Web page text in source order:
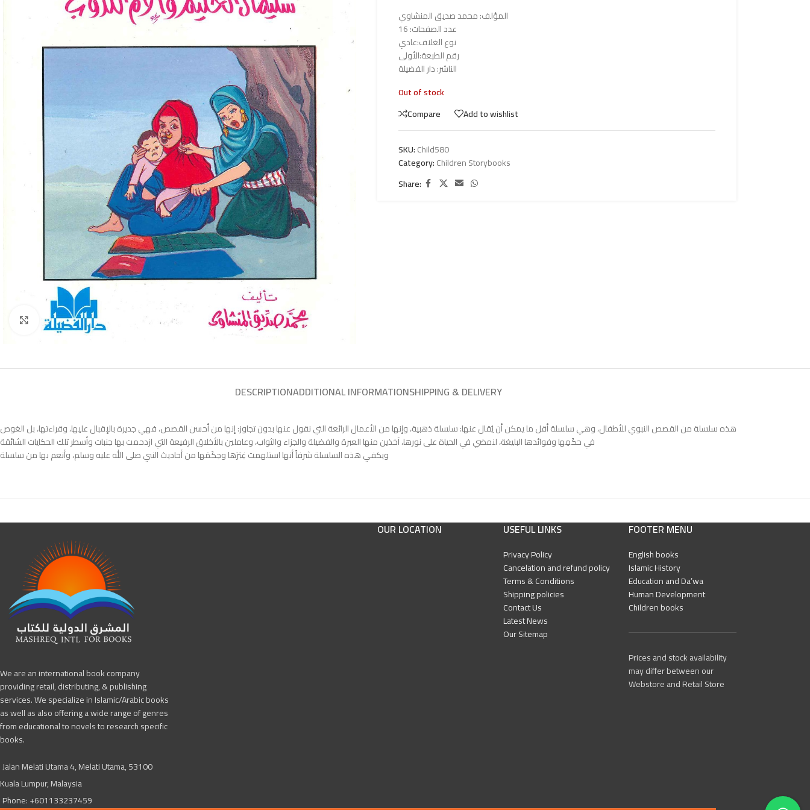
Click to enlarge
المؤلف: محمد صديق المنشاوي
عدد الصفحات: 16
نوع الغلاف:عادي
رقم الطبعة:الأولى
الناشر: دار الفضيلة
Out of stock
Compare
Add to wishlist
SKU:Child580
Category:Children Storybooks
Share:
DESCRIPTIONADDITIONAL INFORMATIONSHIPPING & DELIVERY
هذه سلسلة من القصص النبوي للأطفال، وهي سلسلة أقل ما يمكن أن يُقال عنها: سلسلة ذهبية، وإنها من الأعمال الرائعة التي نقول عنها بدون تجاوز: إنها من أحسن القصص، فهي جديرة بالإقبال عليها، وقراءتها، بل الغوص
في حكَمِها وفوائدها البليغة، لنمضي في الحياة على نورها، آخذين منها العبرة والفضيلة والجزاء والثواب، وعاملين بالأخلاق الرفيعة التي ازدحمت بها جنبات وأسطر تلك الحكايات الشائقة
ويكفي هذه السلسلة شرفاً أنها استلهمت غِبَرَها وحِكَمَها من أحاديث النبي صلى الله عليه وسلم، وأنعم بها من سلسلة
We are an international book company
providing retail, distributing, & publishing
services. We specialize in Islamic/Arabic books
as well as also offering a wide range of genres
from educational to novels to research specific
books.
Jalan Melati Utama 4, Melati Utama, 53100
Kuala Lumpur, Malaysia
Phone: +601133237459
OUR LOCATION USEFUL LINKS
Privacy Policy
Cancelation and refund policy
Terms & Conditions
Shipping policies
Contact Us
Latest News
Our Sitemap
FOOTER MENU
English books
Islamic History
Education and Da’wa
Human Development
Children books
Prices and stock availability
may differ between our
Webstore and Retail Store